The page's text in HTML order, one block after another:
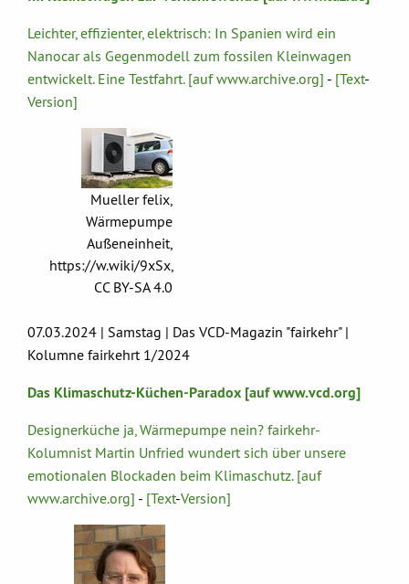
Leichter, effizienter, elektrisch: In Spanien wird ein
Nanocar als Gegenmodell zum fossilen Kleinwagen
entwickelt. Eine Testfahrt. [auf www.archive.org] - [Text-
Version]
Mueller felix,
Wärmepumpe
Außeneinheit,
https://w.wiki/9xSx,
CC BY-SA 4.0
07.03.2024 | Samstag | Das VCD-Magazin "fairkehr" |
Kolumne fairkehrt 1/2024
Das Klimaschutz-Küchen-Paradox [auf www.vcd.org]
Designerküche ja, Wärmepumpe nein? fairkehr-
Kolumnist Martin Unfried wundert sich über unsere
emotionalen Blockaden beim Klimaschutz. [auf
www.archive.org] - [Text-Version]